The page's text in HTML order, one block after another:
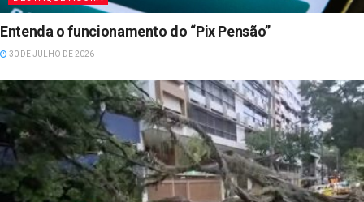
Entenda o funcionamento do “Pix Pensão”
30 DE JULHO DE 2026